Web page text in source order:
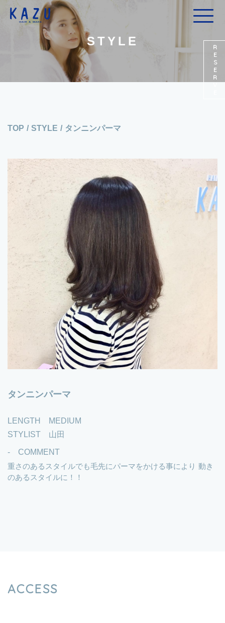
RESERVE
STYLE
TOP / STYLE / タンニンパーマ
タンニンパーマ
LENGTH MEDIUM
STYLIST 山田
- COMMENT
重さのあるスタイルでも毛先にパーマをかける事により 動き
のあるスタイルに！！
ACCESS